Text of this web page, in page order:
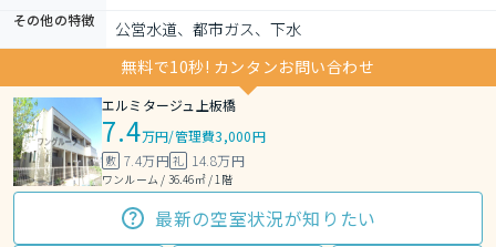
その他の特徴
公営水道、都市ガス、下水
無料で10秒! カンタンお問い合わせ
エルミタージュ上板橋
7.4万円/管理費3,000円
敷 7.4万円礼 14.8万円
ワンルーム / 36.46㎡ / 1階
最新の空室状況が知りたい